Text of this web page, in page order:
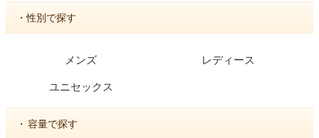
・性別で探す
メンズ レディース
ユニセックス
・ 容量で探す